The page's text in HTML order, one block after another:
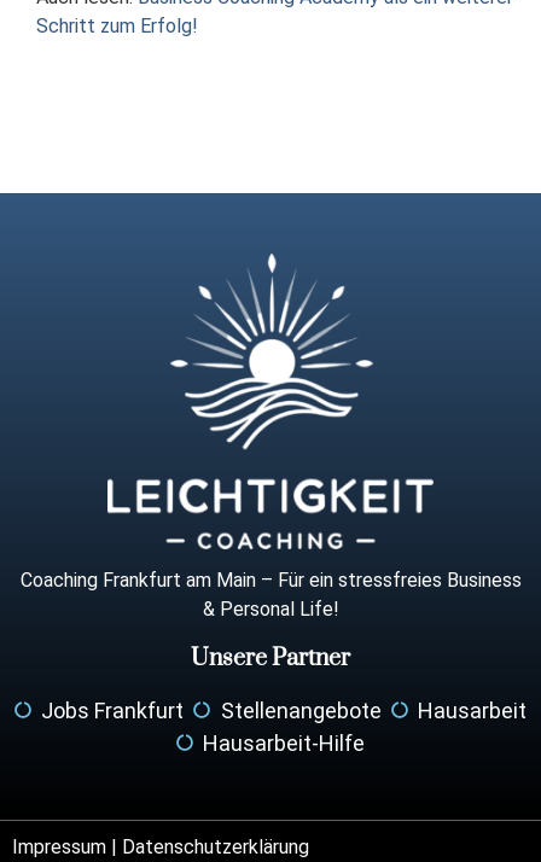
Schritt zum Erfolg!
Coaching Frankfurt am Main – Für ein stressfreies Business
& Personal Life!
Unsere Partner
Jobs Frankfurt Stellenangebote
Hausarbeit
Hausarbeit-Hilfe
Impressum | Datenschutzerklärung